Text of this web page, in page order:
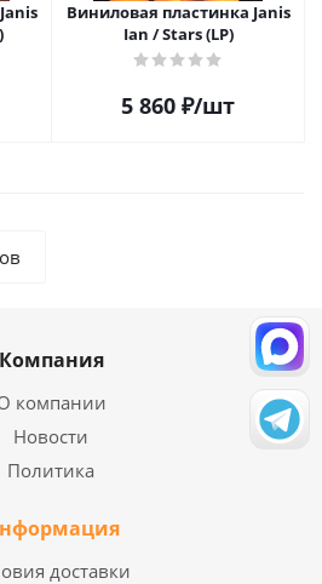
Виниловая пластинка Janis
Ian / Stars (LP)
5 860 ₽/шт
Компания
компании
Новости
Политика
доставки